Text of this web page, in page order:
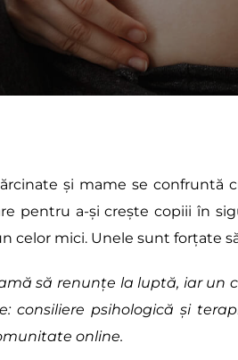
și mame se confruntă
pentru a-și crește copiii în
mici. Unele sunt forțate
să renunțe la luptă, iar
consiliere psihologică și
online.